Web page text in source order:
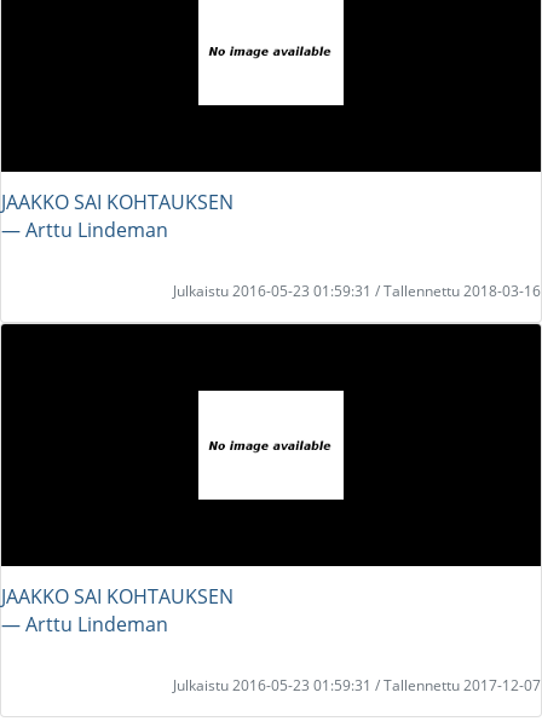
JAAKKO SAI KOHTAUKSEN
― Arttu Lindeman
Julkaistu 2016-05-23 01:59:31 / Tallennettu 2018-03-16
JAAKKO SAI KOHTAUKSEN
― Arttu Lindeman
Julkaistu 2016-05-23 01:59:31 / Tallennettu 2017-12-07